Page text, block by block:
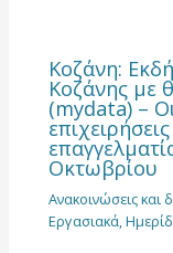
Κοζάνη:
Κοζάνης με
(mydata) –
Οκτωβρίου
Ανακοινώσεις και
Εργασιακά,